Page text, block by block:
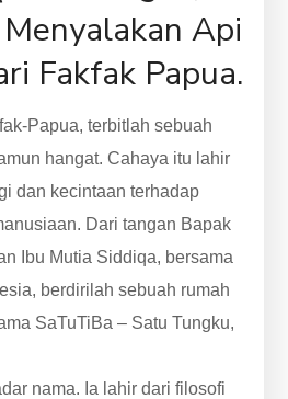
Api
Fakfak Papua.
Papua, terbitlah sebuah
hangat. Cahaya itu lahir
dan kecintaan terhadap
Dari tangan Bapak
Ibu Mutia Siddiqa, bersama
berdirilah sebuah rumah
SaTuTiBa – Satu Tungku,
nama. Ia lahir dari filosofi